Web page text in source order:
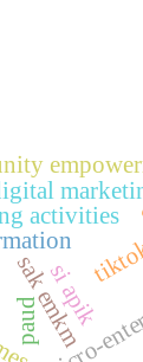
micro-
sak emkm
si apik
activities
paud